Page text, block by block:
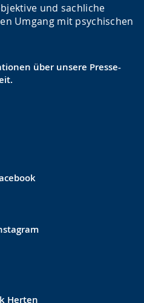
und sachliche
Umgang mit psychischen
über unsere Presse-
Herten